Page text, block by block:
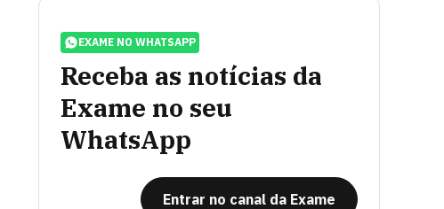
EXAME NO WHATSAPP
Receba as notícias da
Exame no seu
WhatsApp
Entrar no canal da Exame